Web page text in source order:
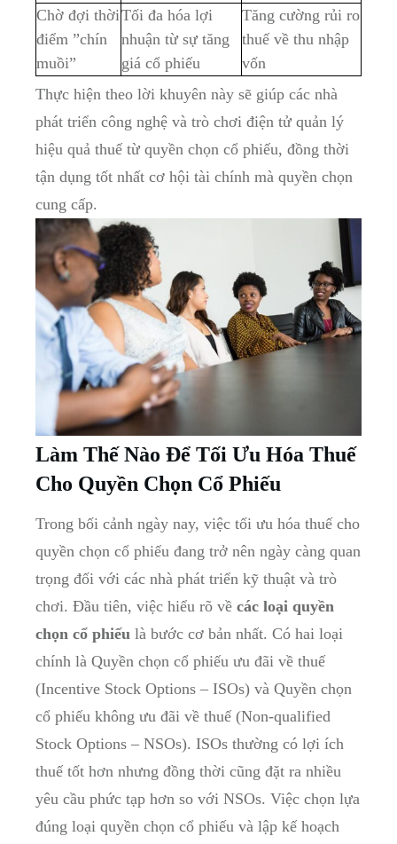
Chờ đợi thời
điểm ⁣”chín
muồi”
Tối ⁣đa hóa lợi
nhuận từ⁤ sự tăng
giá cổ phiếu
Tăng cường‍ rủi ‌ro
thuế về thu ⁤nhập
vốn
Thực hiện theo lời​ khuyên ‍này sẽ giúp các nhà
‌phát​ triển công nghệ và trò chơi điện ‍tử quản lý
hiệu quả thuế từ quyền chọn cổ phiếu, đồng thời
tận dụng tốt nhất cơ hội tài ⁢chính​ mà⁢ quyền chọn
cung ⁤cấp.
Làm Thế Nào Để Tối ⁢Ưu Hóa Thuế
Cho Quyền Chọn Cổ Phiếu
Trong bối ‍cảnh⁤ ngày nay, việc tối ưu hóa thuế cho
quyền chọn cổ phiếu đang ⁢trở nên ‌ngày càng ​quan
trọng ‍đối ⁣với các nhà phát‍ triển kỹ thuật ‌và trò⁣
chơi. Đầu tiên, ⁤việc hiểu rõ về⁢ các loại quyền
chọn⁢ cổ phiếu là bước cơ bản nhất. Có​ hai loại
chính là Quyền chọn cổ phiếu ưu đãi⁤ về thuế
(Incentive ⁢Stock Options‍ – ISOs) và Quyền chọn
cổ⁢ phiếu không ưu đãi về thuế (Non-qualified
Stock Options⁢ – NSOs). ISOs thường có ⁢lợi ích
thuế tốt hơn nhưng ‌đồng ‌thời cũng đặt ra nhiều
yêu cầu phức tạp hơn so với NSOs. Việc chọn lựa​
đúng ‌loại‍ quyền chọn cổ phiếu và lập kế hoạch